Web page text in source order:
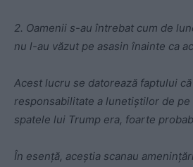
2. Oamenii s-au întrebat cum de
nu l-au văzut pe asasin înainte ca
Acest lucru se datorează faptului
responsabilitate a lunetiștilor de
spatele lui Trump era, foarte
În esență, aceștia scanau